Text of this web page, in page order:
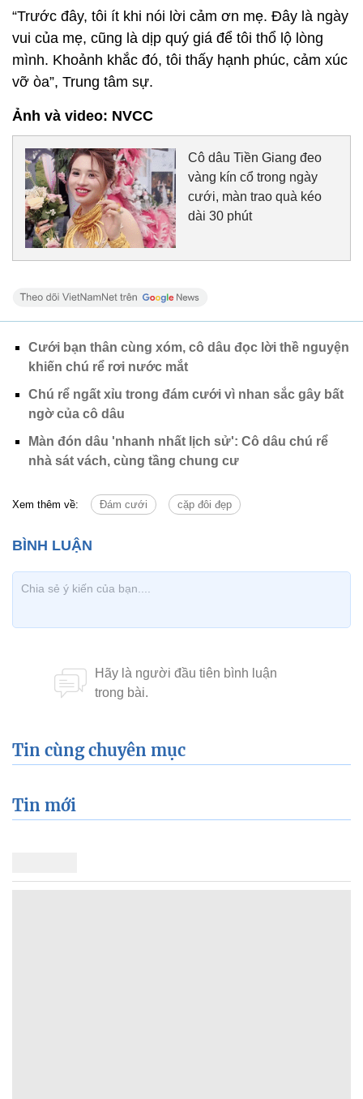
“Trước đây, tôi ít khi nói lời cảm ơn mẹ. Đây là ngày
vui của mẹ, cũng là dịp quý giá để tôi thổ lộ lòng
mình. Khoảnh khắc đó, tôi thấy hạnh phúc, cảm xúc
vỡ òa”, Trung tâm sự.
Ảnh và video: NVCC
Cô dâu Tiền Giang đeo
vàng kín cổ trong ngày
cưới, màn trao quà kéo
dài 30 phút
Cưới bạn thân cùng xóm, cô dâu đọc lời thề nguyện
khiến chú rể rơi nước mắt
Chú rể ngất xỉu trong đám cưới vì nhan sắc gây bất
ngờ của cô dâu
Màn đón dâu 'nhanh nhất lịch sử': Cô dâu chú rể
nhà sát vách, cùng tầng chung cư
Xem thêm về: Đám cưới cặp đôi đẹp
Tin cùng chuyên mục
Tin mới